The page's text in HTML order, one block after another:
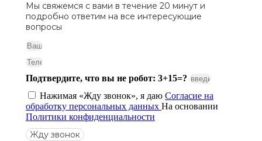
Мы свяжемся с вами в течение 20 минут и
подробно ответим на все интересующие
вопросы
Подтвердите, что вы не робот: 3+15=?
Нажимая «Жду звонок», я даю Согласие на
обработку персональных данных На основании
Политики конфиденциальности
Жду звонок